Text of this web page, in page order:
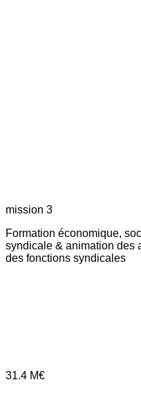
mission 3
Formation économique,
syndicale & animation des
des fonctions syndicales
31.4 M€